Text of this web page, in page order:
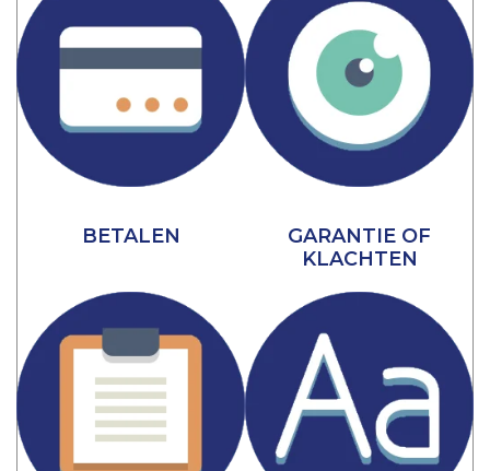
BETALEN
GARANTIE OF
KLACHTEN